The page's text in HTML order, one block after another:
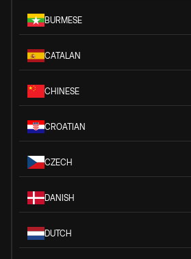
BURMESE
CATALAN
CHINESE
CROATIAN
CZECH
DANISH
DUTCH